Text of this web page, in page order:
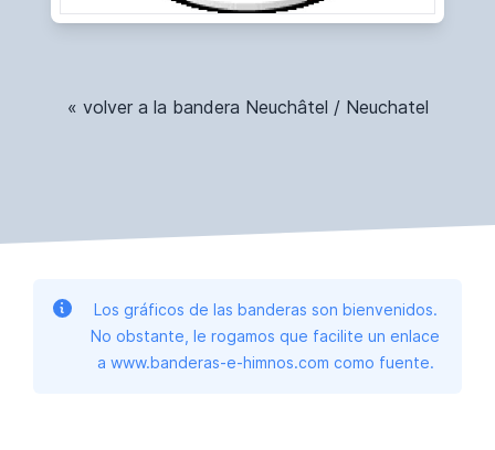
« volver a la bandera Neuchâtel / Neuchatel
Los gráficos de las banderas son bienvenidos.
No obstante, le rogamos que facilite un enlace
a www.banderas-e-himnos.com como fuente.